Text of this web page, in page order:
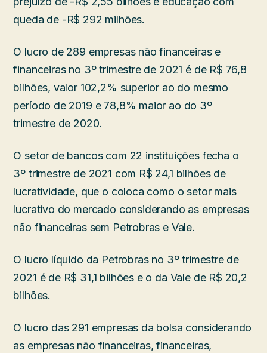
queda de -R$ 292 milhões.
O lucro de 289 empresas não financeiras e
financeiras no 3º trimestre de 2021 é de R$ 76,8
bilhões, valor 102,2% superior ao do mesmo
período de 2019 e 78,8% maior ao do 3º
trimestre de 2020.
O setor de bancos com 22 instituições fecha o
3º trimestre de 2021 com R$ 24,1 bilhões de
lucratividade, que o coloca como o setor mais
lucrativo do mercado considerando as empresas
não financeiras sem Petrobras e Vale.
O lucro líquido da Petrobras no 3º trimestre de
2021 é de R$ 31,1 bilhões e o da Vale de R$ 20,2
bilhões.
O lucro das 291 empresas da bolsa considerando
as empresas não financeiras, financeiras,